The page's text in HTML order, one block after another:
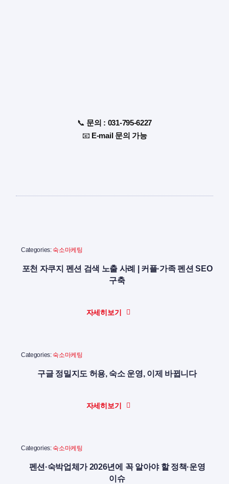
📞 문의 : 031-795-6227
📧 E-mail 문의 가능
Categories: 숙소마케팅
포천 자쿠지 펜션 검색 노출 사례 | 커플·가족 펜션 SEO
구축
자세히보기
Categories: 숙소마케팅
구글 정밀지도 허용, 숙소 운영, 이제 바뀝니다
자세히보기
Categories: 숙소마케팅
펜션·숙박업체가 2026년에 꼭 알아야 할 정책·운영
이슈